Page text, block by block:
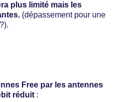
plus limité mais les
(dépassement pour une
Free par les antennes
réduit :